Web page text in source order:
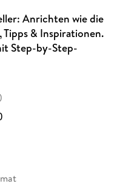
Anrichten wie die
Tipps & Inspirationen.
Step-by-Step-